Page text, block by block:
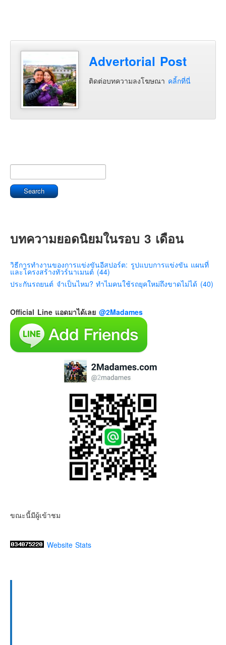
Advertorial Post
ติดต่อบทความลงโฆษณา คลิ้กที่นี่
บทความยอดนิยมในรอบ 3 เดือน
วิธีการทำงานของการแข่งขันอีสปอร์ต: รูปแบบการแข่งขัน แผนที่
และโครงสร้างทัวร์นาเมนต์ (44)
ประกันรถยนต์ จำเป็นไหม? ทำไมคนใช้รถยุคใหม่ถึงขาดไม่ได้ (40)
Official Line แอดมาได้เลย @2Madames
ขณะนี้มีผู้เข้าชม
Website Stats